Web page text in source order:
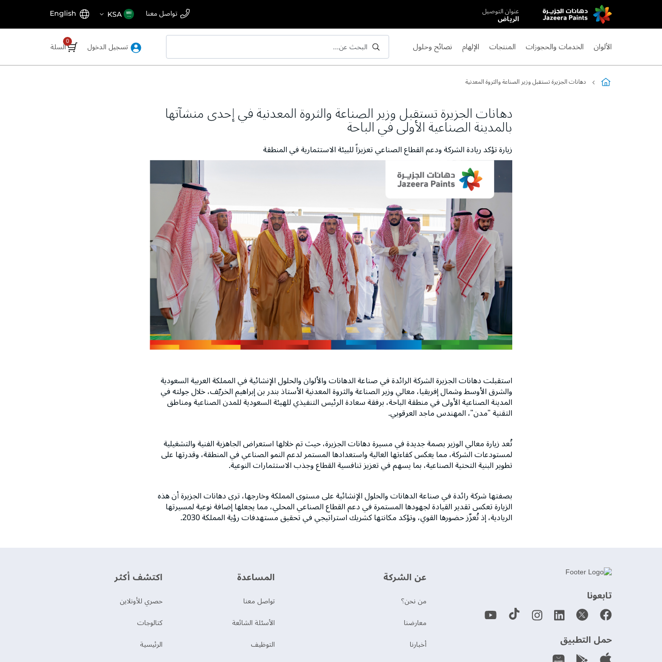
Skip
to
عنوان التوصيل
الرياض تواصل معنا اختر
المتجر
KSA اللغة English
السلة تسجيل الدخول
بحث
البحث عن...
بحث الألوان الخدمات والحجوزات المنتجات الإلهام نصائح وحلول
دهانات الجزيرة تستقبل وزير الصناعة والثروة المعدنية
دهانات الجزيرة تستقبل وزير الصناعة والثروة المعدنية في إحدى منشآتها
بالمدينة الصناعية الأولى في الباحة
زيارة تؤكد ريادة الشركة ودعم القطاع الصناعي تعزيزاً للبيئة الاستثمارية في المنطقة
استقبلت دهانات الجزيرة الشركة الرائدة في صناعة الدهانات والألوان والحلول الإنشائية في المملكة العربية السعودية
والشرق الأوسط وشمال إفريقيا، معالي وزير الصناعة والثروة المعدنية الأستاذ بندر بن إبراهيم الخريّف، خلال جولته في
المدينة الصناعية الأولى في منطقة الباحة، برفقة سعادة الرئيس التنفيذي للهيئة السعودية للمدن الصناعية ومناطق
التقنية "مدن"، المهندس ماجد العرقوبي.
تُعد زيارة معالي الوزير بصمة جديدة في مسيرة دهانات الجزيرة، حيث تم خلالها استعراض الجاهزية الفنية والتشغيلية
لمستودعات الشركة، مما يعكس كفاءتها العالية واستعدادها المستمر لدعم النمو الصناعي في المنطقة، وقدرتها على
تطوير البنية التحتية الصناعية، بما يسهم في تعزيز تنافسية القطاع وجذب الاستثمارات النوعية.
بصفتها شركة رائدة في صناعة الدهانات والحلول الإنشائية على مستوى المملكة وخارجها، ترى دهانات الجزيرة أن هذه
الزيارة تعكس تقدير القيادة لجهودها المستمرة في دعم القطاع الصناعي المحلي، مما يجعلها إضافة نوعية لمسيرتها
الريادية، إذ تُعزّز حضورها القوي، وتؤكد مكانتها كشريك استراتيجي في تحقيق مستهدفات رؤية المملكة 2030.
‫تابعونا‬
حمل التطبيق
عن الشركة
من نحن؟
‫معارضنا‬
‫أخبارنا‬
‫المساعدة‬
تواصل معنا
الأسئلة الشائعة
التوظيف
اكتشف أكثر
حصري للأونلاين
‫كتالوجات‬
الرئيسية